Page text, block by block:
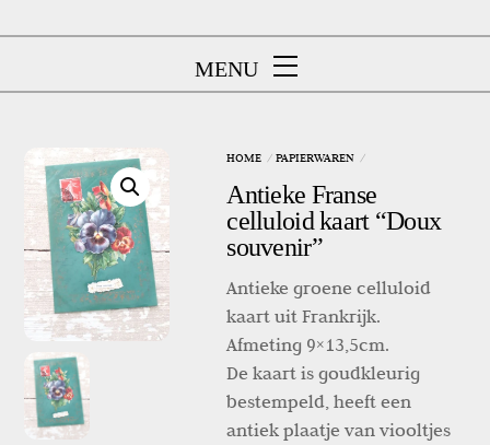
MENU
HOME PAPIERWAREN
Antieke Franse
celluloid kaart “Doux
souvenir”
Antieke groene celluloid
kaart uit Frankrijk.
Afmeting 9×13,5cm.
De kaart is goudkleurig
bestempeld, heeft een
antiek plaatje van viooltjes